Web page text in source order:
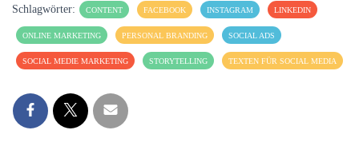
Schlagwörter: CONTENT FACEBOOK INSTAGRAM LINKEDIN
ONLINE MARKETING PERSONAL BRANDING SOCIAL ADS
SOCIAL MEDIE MARKETING STORYTELLING TEXTEN FÜR SOCIAL MEDIA